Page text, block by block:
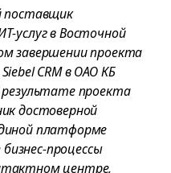
поставщик
услуг в Восточной
завершении проекта
CRM в ОАО КБ
результате проекта
достоверной
платформе
процессы
центре,